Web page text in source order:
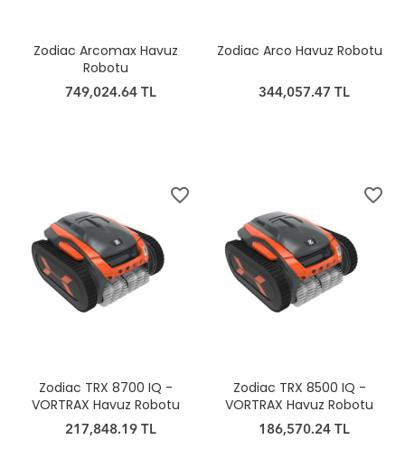
Zodiac Arcomax Havuz
Robotu
749,024.64 TL
Zodiac Arco Havuz Robotu
344,057.47 TL
favorite_border
Zodiac TRX 8700 IQ -
VORTRAX Havuz Robotu
217,848.19 TL
favorite_border
Zodiac TRX 8500 IQ -
VORTRAX Havuz Robotu
186,570.24 TL